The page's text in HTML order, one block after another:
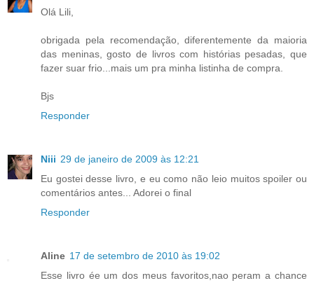
Olá Lili,
obrigada pela recomendação, diferentemente da maioria
das meninas, gosto de livros com histórias pesadas, que
fazer suar frio...mais um pra minha listinha de compra.
Bjs
Responder
Niii 29 de janeiro de 2009 às 12:21
Eu gostei desse livro, e eu como não leio muitos spoiler ou
comentários antes... Adorei o final
Responder
Aline 17 de setembro de 2010 às 19:02
Esse livro ée um dos meus favoritos,nao peram a chance